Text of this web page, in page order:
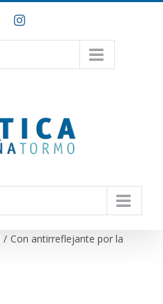
FacebookInstagram
/ Con antirreflejante por la